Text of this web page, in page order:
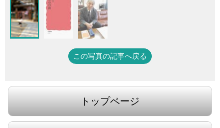
この写真の記事へ戻る
トップページ